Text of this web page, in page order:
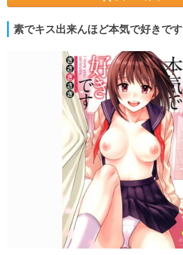
素でキス出来んほど本気で好きです